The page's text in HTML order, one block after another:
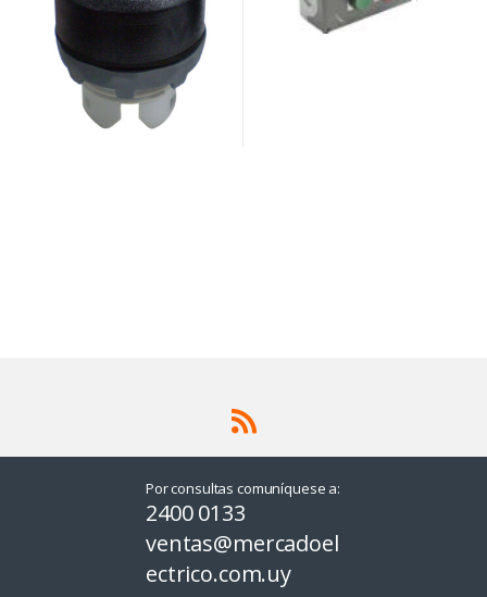
Por consultas comuníquese a:
2400 0133
ventas@mercadoel
ectrico.com.uy